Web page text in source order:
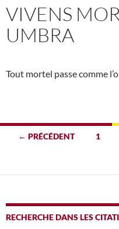
VIVENS
UMBRA
Tout mortel passe comme
Navigation
articles
← PRÉCÉDENT 1
RECHERCHE DANS LES